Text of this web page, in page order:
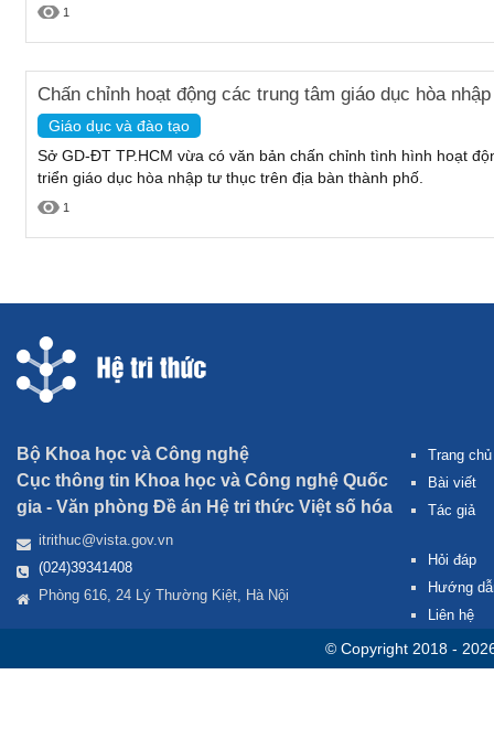
1
Chấn chỉnh hoạt động các trung tâm giáo dục hòa
Giáo dục và đào tạo
Sở GD-ĐT TP.HCM vừa có văn bản chấn chỉnh tình hình hoạt
triển giáo dục hòa nhập tư thục trên địa bàn thành phố.
1
Bộ Khoa học và Công nghệ
Cục thông tin Khoa học và Công nghệ Quốc
gia - Văn phòng Đề án Hệ tri thức Việt số hóa
itrithuc@vista.gov.vn
(024)39341408
Phòng 616, 24 Lý Thường Kiệt, Hà Nội
Trang chủ
Bài viết
Tác giả
Hỏi đáp
Hướng
Liên hệ
© Copyright 2018 -